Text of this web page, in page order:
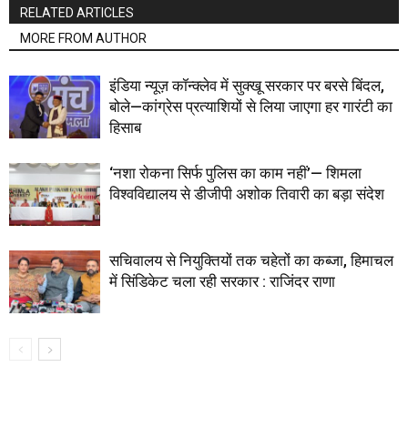
RELATED ARTICLES
MORE FROM AUTHOR
इंडिया न्यूज़ कॉन्क्लेव में सुक्खू सरकार पर बरसे बिंदल,
बोले—कांग्रेस प्रत्याशियों से लिया जाएगा हर गारंटी का
हिसाब
‘नशा रोकना सिर्फ पुलिस का काम नहीं’— शिमला
विश्वविद्यालय से डीजीपी अशोक तिवारी का बड़ा संदेश
सचिवालय से नियुक्तियों तक चहेतों का कब्जा, हिमाचल
में सिंडिकेट चला रही सरकार : राजिंदर राणा